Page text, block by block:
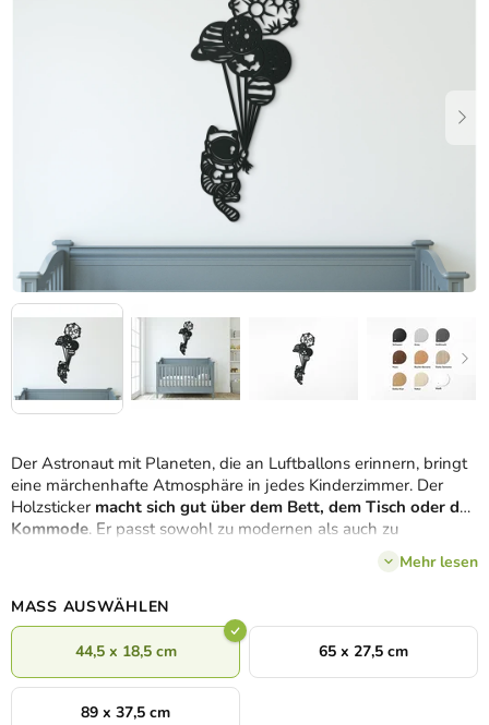
Der Astronaut mit Planeten, die an Luftballons erinnern, bringt
eine märchenhafte Atmosphäre in jedes Kinderzimmer. Der
Holzsticker macht sich gut über dem Bett, dem Tisch oder der
Kommode. Er passt sowohl zu modernen als auch zu
klassischen Kinderzimmern. Das Holzbild glänzt einfach inMehr lesen
MASS AUSWÄHLEN
44,5 x 18,5 cm 65 x 27,5 cm
89 x 37,5 cm